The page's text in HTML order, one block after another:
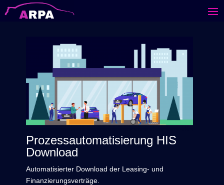
Prozessautomatisierung HIS
Download
Automatisierter Download der Leasing- und
Finanzierungsverträge.